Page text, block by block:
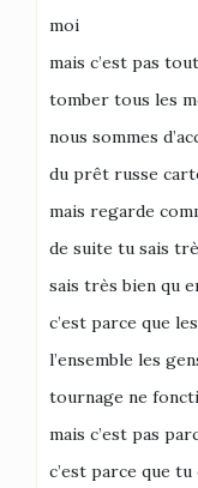
moi
mais c’est pas
tomber tous les
nous sommes
du prêt russe
mais regarde
de suite tu sais
sais très bien qu
c’est parce que
l’ensemble les
tournage ne
mais c’est pas
c’est parce que